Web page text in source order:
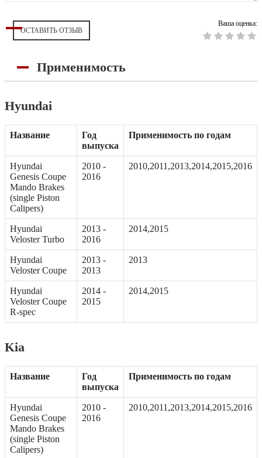
ОСТАВИТЬ ОТЗЫВ
Ваша оценка:
Применимость
Hyundai
Название
Год
выпуска
Применимость по годам
Hyundai
Genesis Coupe
Mando Brakes
(single Piston
Calipers)
2010 -
2016
2010,2011,2013,2014,2015,2016
Hyundai
Veloster Turbo
2013 -
2016
2014,2015
Hyundai
Veloster Coupe
2013 -
2013
2013
Hyundai
Veloster Coupe
R-spec
2014 -
2015
2014,2015
Kia
Название
Год
выпуска
Применимость по годам
Hyundai
Genesis Coupe
Mando Brakes
(single Piston
Calipers)
2010 -
2016
2010,2011,2013,2014,2015,2016